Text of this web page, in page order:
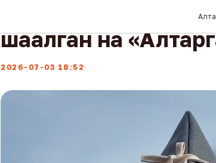
Пожарный стал
шаалган на
2026-07-03 18:52